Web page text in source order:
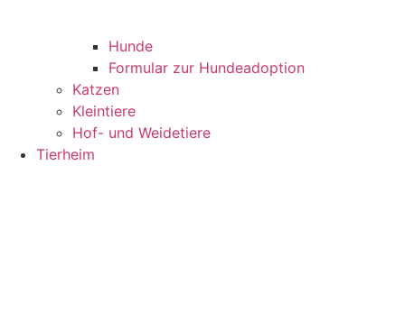
Hunde
Formular zur Hundeadoption
Katzen
Kleintiere
Hof- und Weidetiere
Tierheim